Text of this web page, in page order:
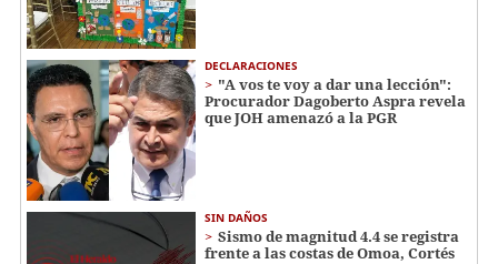
DECLARACIONES
"A vos te voy a dar una lección":
Procurador Dagoberto Aspra revela
que JOH amenazó a la PGR
SIN DAÑOS
Sismo de magnitud 4.4 se registra
frente a las costas de Omoa, Cortés